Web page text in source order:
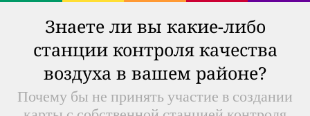
Знаете ли вы какие-либо
станции контроля качества
воздуха в вашем районе?
Почему бы не принять участие в создании